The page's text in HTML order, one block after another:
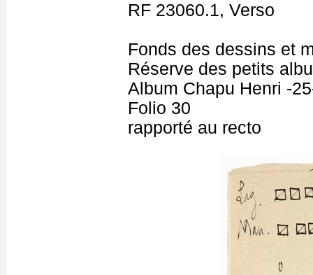
RF 23060.1, Verso
Fonds des dessins et
Réserve des petits
Album Chapu Henri -
Folio 30
rapporté au recto